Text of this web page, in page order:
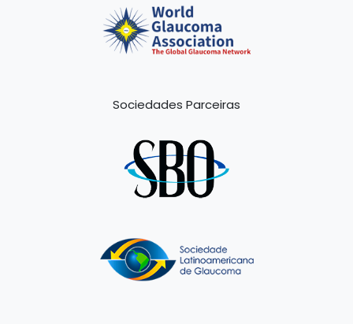
Sociedades Parceiras